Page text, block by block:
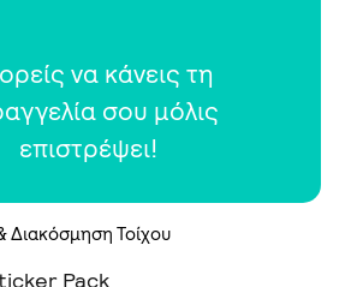
να κάνεις τη
σου μόλις
επιστρέψει!
Διακόσμηση Τοίχου
Pack